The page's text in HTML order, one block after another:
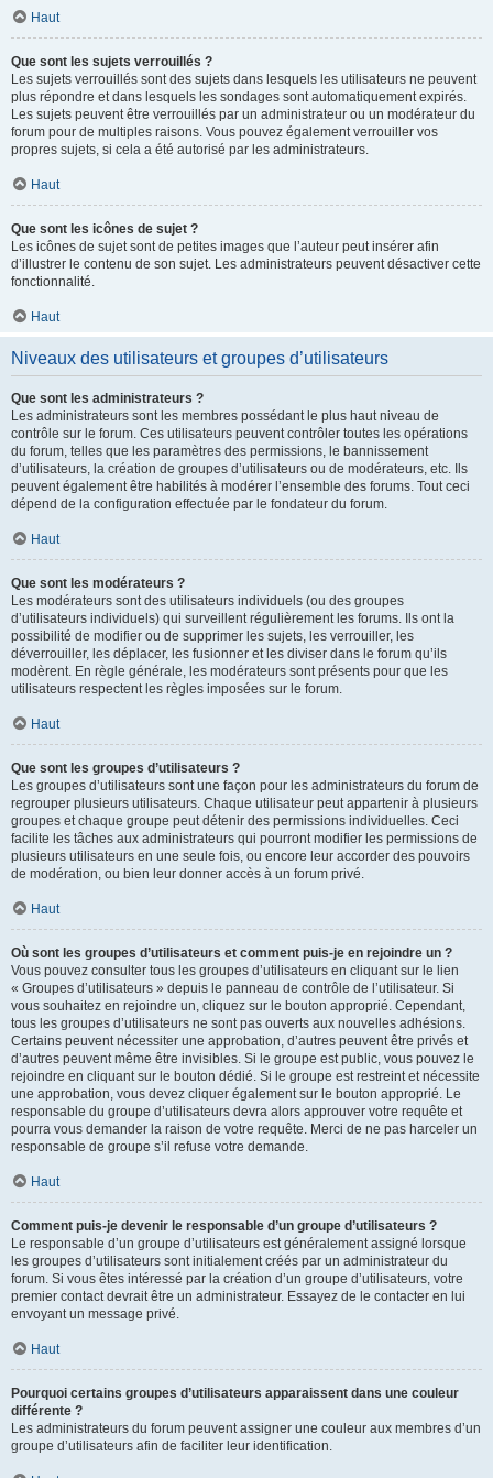
Haut
Que sont les sujets verrouillés ?
Les sujets verrouillés sont des sujets dans lesquels les utilisateurs ne peuvent
plus répondre et dans lesquels les sondages sont automatiquement expirés.
Les sujets peuvent être verrouillés par un administrateur ou un modérateur du
forum pour de multiples raisons. Vous pouvez également verrouiller vos
propres sujets, si cela a été autorisé par les administrateurs.
Haut
Que sont les icônes de sujet ?
Les icônes de sujet sont de petites images que l’auteur peut insérer afin
d’illustrer le contenu de son sujet. Les administrateurs peuvent désactiver cette
fonctionnalité.
Haut
Niveaux des utilisateurs et groupes d’utilisateurs
Que sont les administrateurs ?
Les administrateurs sont les membres possédant le plus haut niveau de
contrôle sur le forum. Ces utilisateurs peuvent contrôler toutes les opérations
du forum, telles que les paramètres des permissions, le bannissement
d’utilisateurs, la création de groupes d’utilisateurs ou de modérateurs, etc. Ils
peuvent également être habilités à modérer l’ensemble des forums. Tout ceci
dépend de la configuration effectuée par le fondateur du forum.
Haut
Que sont les modérateurs ?
Les modérateurs sont des utilisateurs individuels (ou des groupes
d’utilisateurs individuels) qui surveillent régulièrement les forums. Ils ont la
possibilité de modifier ou de supprimer les sujets, les verrouiller, les
déverrouiller, les déplacer, les fusionner et les diviser dans le forum qu’ils
modèrent. En règle générale, les modérateurs sont présents pour que les
utilisateurs respectent les règles imposées sur le forum.
Haut
Que sont les groupes d’utilisateurs ?
Les groupes d’utilisateurs sont une façon pour les administrateurs du forum de
regrouper plusieurs utilisateurs. Chaque utilisateur peut appartenir à plusieurs
groupes et chaque groupe peut détenir des permissions individuelles. Ceci
facilite les tâches aux administrateurs qui pourront modifier les permissions de
plusieurs utilisateurs en une seule fois, ou encore leur accorder des pouvoirs
de modération, ou bien leur donner accès à un forum privé.
Haut
Où sont les groupes d’utilisateurs et comment puis-je en rejoindre un ?
Vous pouvez consulter tous les groupes d’utilisateurs en cliquant sur le lien
« Groupes d’utilisateurs » depuis le panneau de contrôle de l’utilisateur. Si
vous souhaitez en rejoindre un, cliquez sur le bouton approprié. Cependant,
tous les groupes d’utilisateurs ne sont pas ouverts aux nouvelles adhésions.
Certains peuvent nécessiter une approbation, d’autres peuvent être privés et
d’autres peuvent même être invisibles. Si le groupe est public, vous pouvez le
rejoindre en cliquant sur le bouton dédié. Si le groupe est restreint et nécessite
une approbation, vous devez cliquer également sur le bouton approprié. Le
responsable du groupe d’utilisateurs devra alors approuver votre requête et
pourra vous demander la raison de votre requête. Merci de ne pas harceler un
responsable de groupe s’il refuse votre demande.
Haut
Comment puis-je devenir le responsable d’un groupe d’utilisateurs ?
Le responsable d’un groupe d’utilisateurs est généralement assigné lorsque
les groupes d’utilisateurs sont initialement créés par un administrateur du
forum. Si vous êtes intéressé par la création d’un groupe d’utilisateurs, votre
premier contact devrait être un administrateur. Essayez de le contacter en lui
envoyant un message privé.
Haut
Pourquoi certains groupes d’utilisateurs apparaissent dans une couleur
différente ?
Les administrateurs du forum peuvent assigner une couleur aux membres d’un
groupe d’utilisateurs afin de faciliter leur identification.